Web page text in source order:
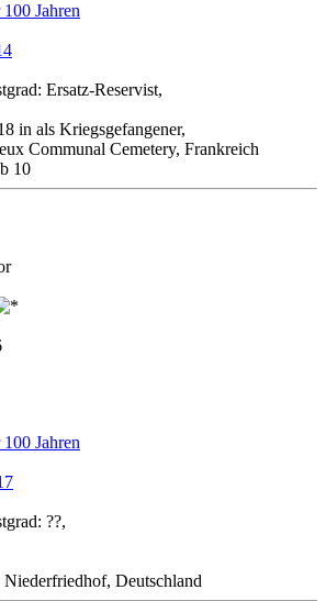
Jahren
Ersatz-Reservist,
in als Kriegsgefangener,
Communal Cemetery, Frankreich
10
Jahren
??,
Deutschland